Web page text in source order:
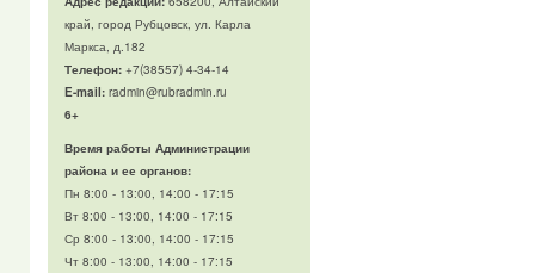
край, город Рубцовск, ул. Карла
Маркса, д.182
Телефон:+7(38557) 4-34-14
E-mail:radmin@rubradmin.ru
6+
Время работы Администрации
района и ее органов:
Пн 8:00 - 13:00, 14:00 - 17:15
Вт 8:00 - 13:00, 14:00 - 17:15
Ср 8:00 - 13:00, 14:00 - 17:15
Чт 8:00 - 13:00, 14:00 - 17:15